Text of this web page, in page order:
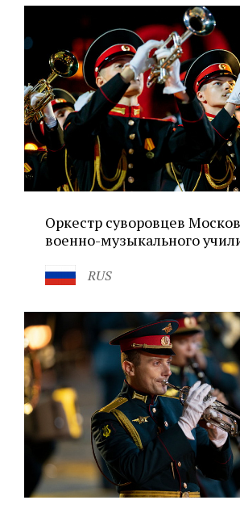
Оркестр суворовцев
военно-музыкального
RUS